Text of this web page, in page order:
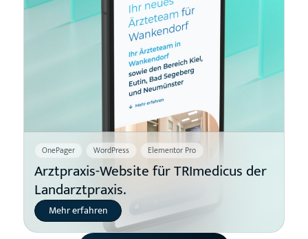
OnePager WordPress Elementor Pro
Arztpraxis-Website für TRImedicus der
Landarztpraxis.
Mehr erfahren